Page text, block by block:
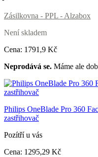
Zásilkovna - PPL - Alzabox
Není skladem
Cena: 1791 ,9 Kč
Neprodává se. Máme ale
Philips OneBlade Pro 360
zastřihovač
Pozítří u vás
Cena: 1295,29 Kč